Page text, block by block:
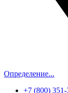
Определение...
+7 (800)